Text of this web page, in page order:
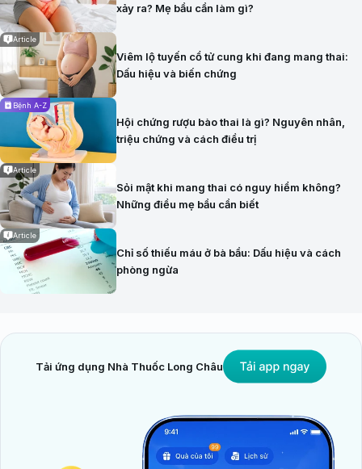
xảy ra? Mẹ bầu cần làm gì?
Article
Viêm lộ tuyến cổ tử cung khi đang mang thai:
Dấu hiệu và biến chứng
Bệnh A-Z
Hội chứng rượu bào thai là gì? Nguyên nhân,
triệu chứng và cách điều trị
Article
Sỏi mật khi mang thai có nguy hiểm không?
Những điều mẹ bầu cần biết
Article
Chỉ số thiếu máu ở bà bầu: Dấu hiệu và cách
phòng ngừa
Tải ứng dụng Nhà Thuốc Long Châu